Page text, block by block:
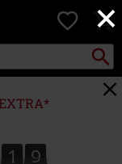
×
0
zoeken
1
2
1 7
8
7
9
8